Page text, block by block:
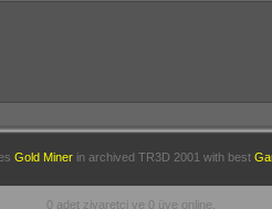
Gold Minerin archived TR3D 2001 with best
0 adet ziyaretçi ve 0 üye online.